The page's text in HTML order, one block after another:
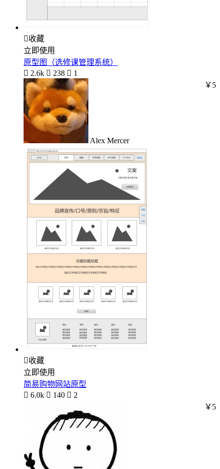
收藏
立即使用
原型图（选修课管理系统）
 2.6k  238  1
Alex Mercer
￥5
收藏
立即使用
简易购物网站原型
 6.0k  140  2
￥5